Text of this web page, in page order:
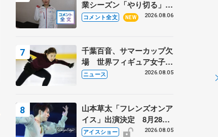
業シーズン「やり切る」
【みなとアクルス杯SP】
コメント全文 NEW 2026.08.06
千葉百音、サマーカップ欠
場 世界フィギュア女子2
位
ニュース 2026.08.05
山本草太「フレンズオンア
イス」出演決定 8月28日
（金）2公演のみ 荒川静
アイスショー 2026.08.05